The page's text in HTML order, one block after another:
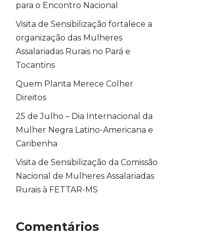
para o Encontro Nacional
Visita de Sensibilização fortalece a
organização das Mulheres
Assalariadas Rurais no Pará e
Tocantins
Quem Planta Merece Colher
Direitos
25 de Julho – Dia Internacional da
Mulher Negra Latino-Americana e
Caribenha
Visita de Sensibilização da Comissão
Nacional de Mulheres Assalariadas
Rurais à FETTAR-MS
Comentários